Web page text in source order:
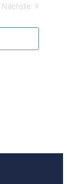
und
Ansichten,
Nächste